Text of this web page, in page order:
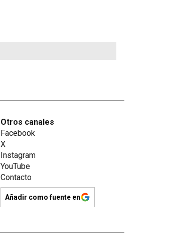
Otros canales
Facebook
X
Instagram
YouTube
Contacto
Añadir como fuente en